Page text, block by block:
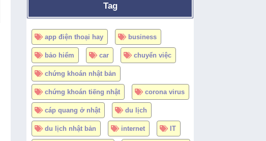
Tag
app điện thoại hay business
bảo hiểm car chuyển việc
chứng khoán nhật bản
chứng khoán tiếng nhật corona virus
cáp quang ở nhật du lịch
du lịch nhật bản internet IT